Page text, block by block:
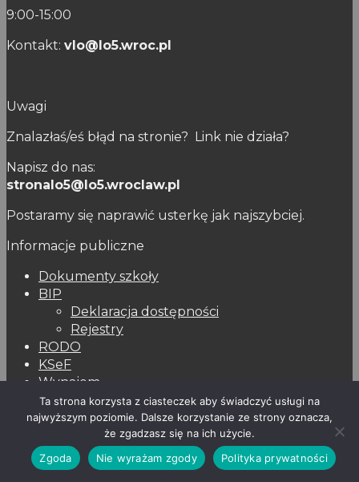
9:00-15:00
Kontakt: vlo@lo5.wroc.pl
Uwagi
Znalazłaś/eś błąd na stronie? Link nie działa?
Napisz do nas:
stronalo5@lo5.wroclaw.pl
Postaramy się naprawić usterkę jak najszybciej.
Informacje publiczne
Dokumenty szkoły
BIP
Deklaracja dostępności
Rejestry
RODO
KSeF
Wynajem
Przetargi – Oferty
© 2026 Liceum Ogólnokształcące nr V we Wrocławiu -
WordPress Theme byKadence WP
Ta strona korzysta z ciasteczek aby świadczyć usługi na
najwyższym poziomie. Dalsze korzystanie ze strony oznacza,
że zgadzasz się na ich użycie.
Zgoda
Nie wyrażam zgody Polityka prywatności